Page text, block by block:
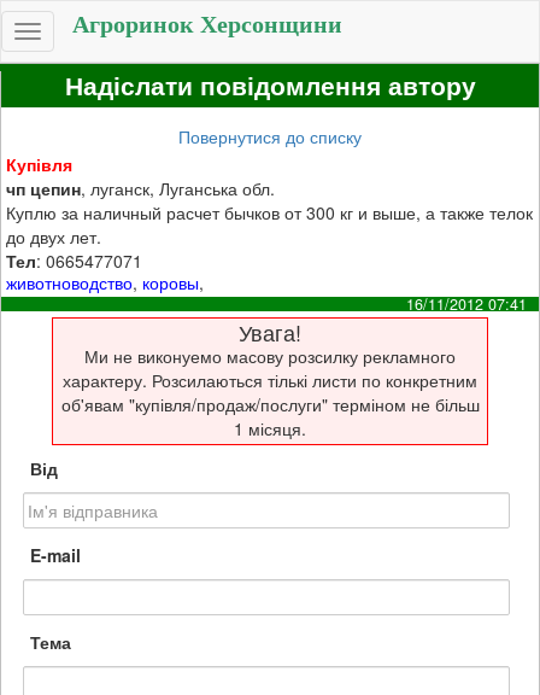
Toggle
navigation
Агроринок Херсонщини
Надіслати повідомлення автору
Повернутися до списку
Купівля
чп цепин, луганск, Луганська обл.
Куплю за наличный расчет бычков от 300 кг и выше, а также телок
до двух лет.
Тел: 0665477071
животноводство, коровы,
16/11/2012 07:41
Увага!
Ми не виконуемо масову розсилку рекламного
характеру. Розсилаються тількі листи по конкретним
об'явам "купівля/продаж/послуги" терміном не більш
1 місяця.
Від
E-mail
Тема